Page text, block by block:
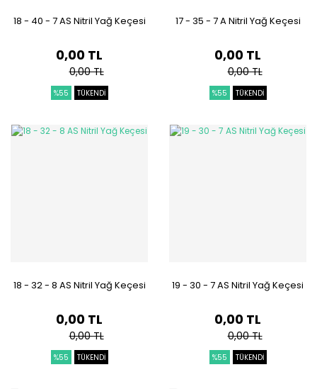
18 - 40 - 7 AS Nitril Yağ Keçesi
0,00 TL
0,00 TL
%55 TÜKENDİ
17 - 35 - 7 A Nitril Yağ Keçesi
0,00 TL
0,00 TL
%55 TÜKENDİ
18 - 32 - 8 AS Nitril Yağ Keçesi
0,00 TL
0,00 TL
%55 TÜKENDİ
19 - 30 - 7 AS Nitril Yağ Keçesi
0,00 TL
0,00 TL
%55 TÜKENDİ